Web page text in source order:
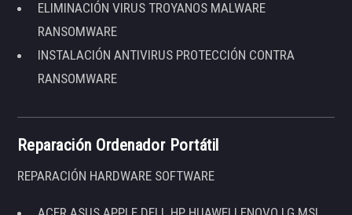
ELIMINACIÓN VIRUS TROYANOS MALWARE
RANSOMWARE
INSTALACIÓN ANTIVIRUS PROTECCIÓN CONTRA
RANSOMWARE
Reparación Ordenador Portátil
REPARACIÓN HARDWARE SOFTWARE